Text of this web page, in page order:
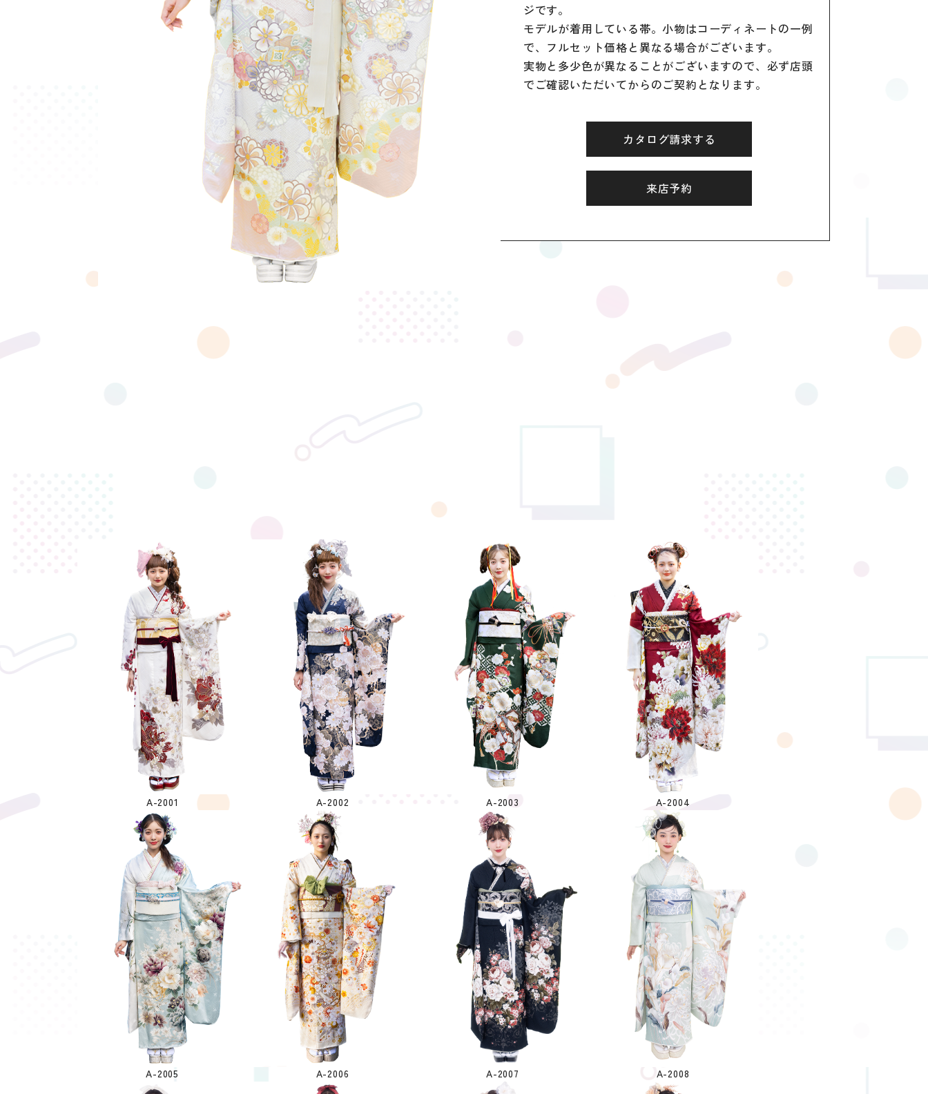
ジです。
モデルが着用している帯。小物はコーディネートの一例
で、フルセット価格と異なる場合がございます。
実物と多少色が異なることがございますので、必ず店頭
でご確認いただいてからのご契約となります。
カタログ請求する
来店予約
A-2001 A-2002 A-2003 A-2004
A-2005 A-2006 A-2007 A-2008